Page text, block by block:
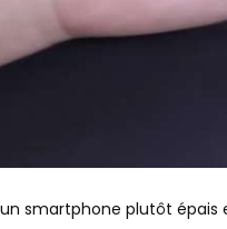
smartphone plutôt épais